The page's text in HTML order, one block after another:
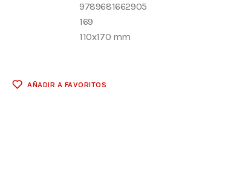
9789681662905
169
110x170 mm
AÑADIR A FAVORITOS